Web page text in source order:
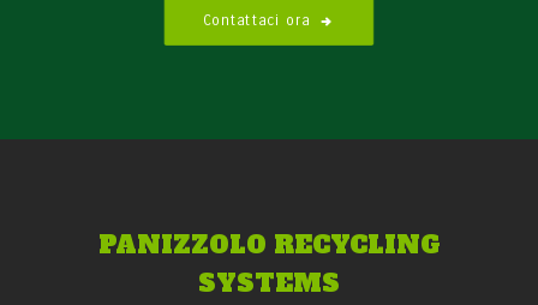
Contattaci ora
PANIZZOLO RECYCLING
SYSTEMS